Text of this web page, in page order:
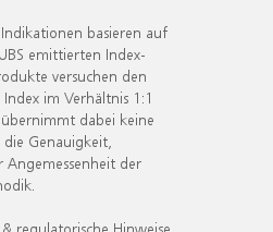
basieren auf
emittierten Index-
versuchen den
im Verhältnis 1:1
dabei keine
Genauigkeit,
der